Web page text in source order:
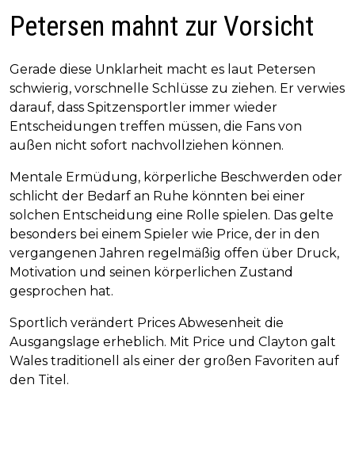
Petersen mahnt zur Vorsicht
Gerade diese Unklarheit macht es laut Petersen
schwierig, vorschnelle Schlüsse zu ziehen. Er verwies
darauf, dass Spitzensportler immer wieder
Entscheidungen treffen müssen, die Fans von
außen nicht sofort nachvollziehen können.
Mentale Ermüdung, körperliche Beschwerden oder
schlicht der Bedarf an Ruhe könnten bei einer
solchen Entscheidung eine Rolle spielen. Das gelte
besonders bei einem Spieler wie Price, der in den
vergangenen Jahren regelmäßig offen über Druck,
Motivation und seinen körperlichen Zustand
gesprochen hat.
Sportlich verändert Prices Abwesenheit die
Ausgangslage erheblich. Mit Price und Clayton galt
Wales traditionell als einer der großen Favoriten auf
den Titel.